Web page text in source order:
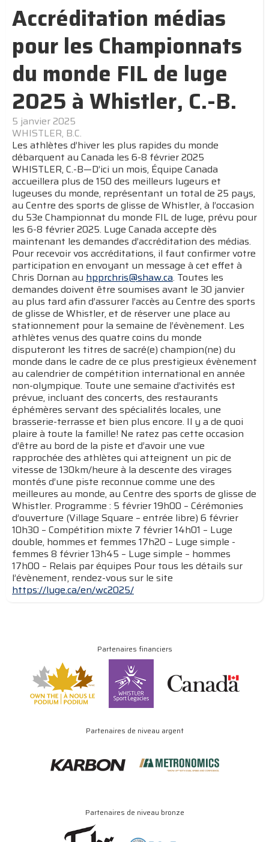
Accréditation médias
pour les Championnats
du monde FIL de luge
2025 à Whistler, C.-B.
5 janvier 2025
WHISTLER, B.C.
Les athlètes d’hiver les plus rapides du monde
débarquent au Canada les 6-8 février 2025
WHISTLER, C.-B—D’ici un mois, Équipe Canada
accueillera plus de 150 des meilleurs lugeurs et
lugeuses du monde, représentant un total de 25 pays,
au Centre des sports de glisse de Whistler, à l’occasion
du 53e Championnat du monde FIL de luge, prévu pour
les 6-8 février 2025. Luge Canada accepte dès
maintenant les demandes d’accréditation des médias.
Pour recevoir vos accréditations, il faut confirmer votre
participation en envoyant un message à cet effet à
Chris Dornan au hpprchris@shaw.ca. Toutes les
demandes doivent être soumises avant le 30 janvier
au plus tard afin d’assurer l’accès au Centre des sports
de glisse de Whistler, et de réserver une place au
stationnement pour la semaine de l’évènement. Les
athlètes venus des quatre coins du monde
disputeront les titres de sacré(e) champion(ne) du
monde dans le cadre de ce plus prestigieux évènement
au calendrier de compétition international en année
non-olympique. Toute une semaine d’activités est
prévue, incluant des concerts, des restaurants
éphémères servant des spécialités locales, une
brasserie-terrasse et bien plus encore. Il y a de quoi
plaire à toute la famille! Ne ratez pas cette occasion
d’être au bord de la piste et d’avoir une vue
rapprochée des athlètes qui atteignent un pic de
vitesse de 130km/heure à la descente des virages
montés d’une piste reconnue comme une des
meilleures au monde, au Centre des sports de glisse de
Whistler. Programme : 5 février 19h00 – Cérémonies
d’ouverture (Village Square – entrée libre) 6 février
10h30 – Compétition mixte 7 février 14h01 – Luge
double, hommes et femmes 17h20 – Luge simple -
femmes 8 février 13h45 – Luge simple – hommes
17h00 – Relais par équipes Pour tous les détails sur
l’évènement, rendez-vous sur le site
https://luge.ca/en/wc2025/
Partenaires financiers
Partenaires de niveau argent
Partenaires de niveau bronze